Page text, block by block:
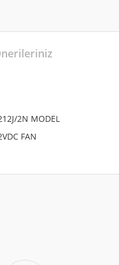
2N MODEL
FAN